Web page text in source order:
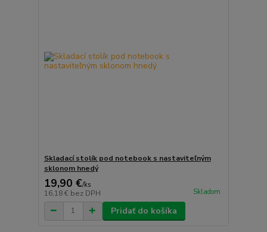
Skladací stolík pod notebook s nastaviteľným
sklonom hnedý
19,90 €/ks
16,18 € bez DPH Skladom
Pridať do košíka